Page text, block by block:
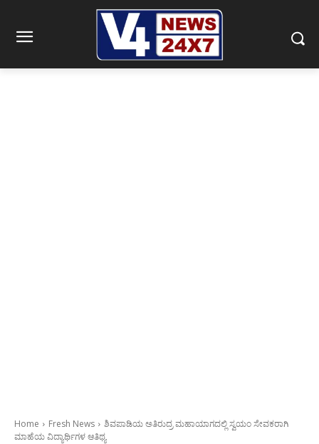
Home Fresh News
ಶಿವಪಾಡಿಯ ಅತಿರುದ್ರ ಮಹಾಯಾಗದಲ್ಲಿ ಸ್ವಯಂ ಸೇವಕರಾಗಿ
ಮಾಹೆಯ ವಿದ್ಯಾರ್ಥಿಗಳ ಆತಿಥ್ಯ